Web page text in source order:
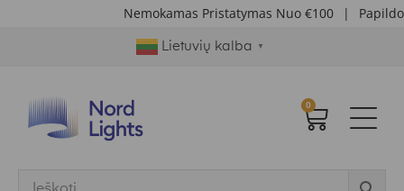
Nemokamas Pristatymas Nuo €100 | Papildomos
Lietuvių kalba ▼
0